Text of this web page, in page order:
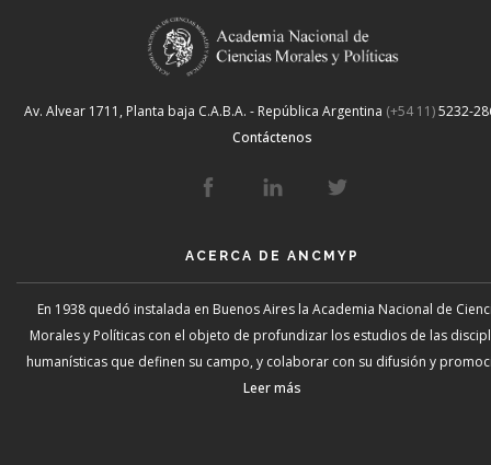
Av. Alvear 1711, Planta baja C.A.B.A. - República Argentina (+54 11)5232-
Contáctenos
ACERCA DE ANCMYP
En 1938 quedó instalada en Buenos Aires la Academia Nacional de
Morales y Políticas con el objeto de profundizar los estudios de las
humanísticas que definen su campo, y colaborar con su difusión y
Leer más